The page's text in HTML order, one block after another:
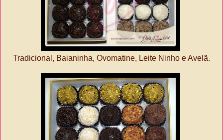
Tradicional, Baianinha, Ovomatine, Leite Ninho e Avelã.